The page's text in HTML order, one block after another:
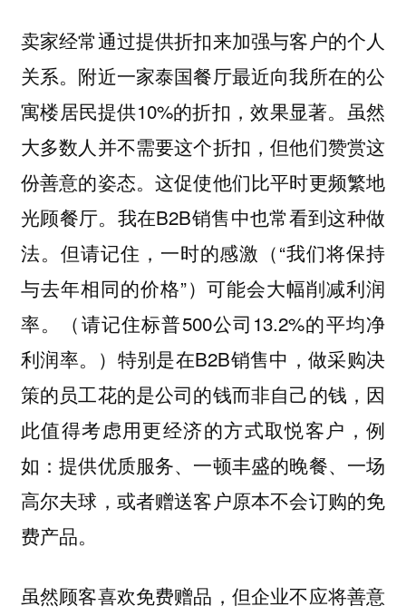
卖家经常通过提供折扣来加强与客户的个人
关系。附近一家泰国餐厅最近向我所在的公
寓楼居民提供10%的折扣，效果显著。虽然
大多数人并不需要这个折扣，但他们赞赏这
份善意的姿态。这促使他们比平时更频繁地
光顾餐厅。我在B2B销售中也常看到这种做
法。但请记住，一时的感激（“我们将保持
与去年相同的价格”）可能会大幅削减利润
率。（请记住标普500公司13.2%的平均净
利润率。）特别是在B2B销售中，做采购决
策的员工花的是公司的钱而非自己的钱，因
此值得考虑用更经济的方式取悦客户，例
如：提供优质服务、一顿丰盛的晚餐、一场
高尔夫球，或者赠送客户原本不会订购的免
费产品。
虽然顾客喜欢免费赠品，但企业不应将善意